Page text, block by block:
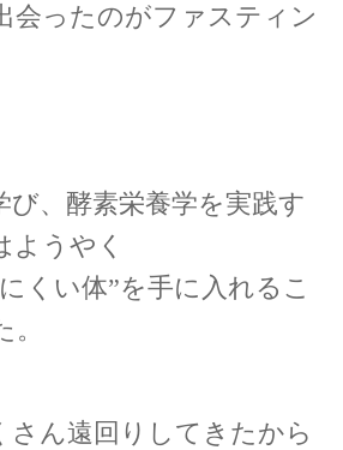
会ったのがファスティン
び、酵素栄養学を実践す
ようやく
くい体”を手に入れるこ
さん遠回りしてきたから